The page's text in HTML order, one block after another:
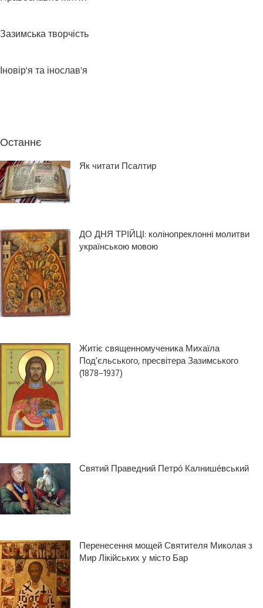
Зазимська творчість
Іновір'я та інослав'я
Останнє
Як читати Псалтир
ДО ДНЯ ТРІЙЦІ: колінопреклонні молитви
українською мовою
Житіє священномученика Михаїла
Под’єльського, пресвітера Зазимського
(1878–1937)
Святий Праведний Петро́ Калнише́вський
Перенесення мощей Святителя Миколая з
Мир Лікійських у місто Бар